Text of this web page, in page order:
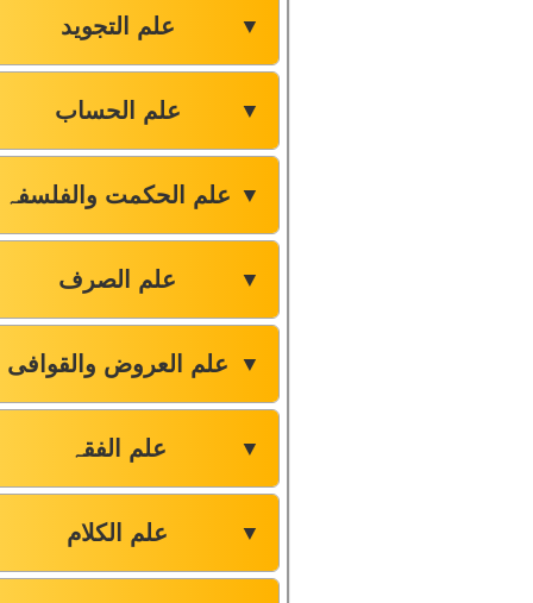
علم التجوید ▼
علم الحساب ▼
علم الحکمت والفلسفہ ▼
علم الصرف ▼
علم العروض والقوافی ▼
علم الفقہ ▼
علم الکلام ▼